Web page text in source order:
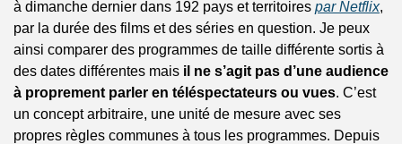
à dimanche dernier dans 192 pays et territoires par Netflix,
par la durée des films et des séries en question. Je peux
ainsi comparer des programmes de taille différente sortis à
des dates différentes mais il ne s’agit pas d’une audience
à proprement parler en téléspectateurs ou vues. C’est
un concept arbitraire, une unité de mesure avec ses
propres règles communes à tous les programmes. Depuis